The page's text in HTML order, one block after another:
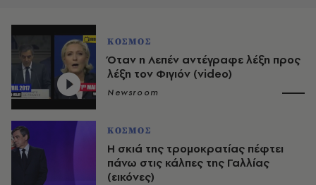
ΚΟΣΜΟΣ
Όταν η Λεπέν αντέγραφε λέξη προς
λέξη τον Φιγιόν (video)
Newsroom
ΚΟΣΜΟΣ
Η σκιά της τρομοκρατίας πέφτει
πάνω στις κάλπες της Γαλλίας
(εικόνες)